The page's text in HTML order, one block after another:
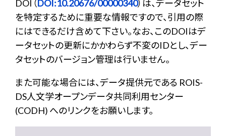
DOI（DOI:10.20676/00000340）は、データセット
を特定するために重要な情報ですので、引用の際
にはできるだけ含めて下さい。なお、このDOIはデ
ータセットの更新にかかわらず不変のIDとし、デー
タセットのバージョン管理は行いません。
また可能な場合には、データ提供元である ROIS-
DS人文学オープンデータ共同利用センター
(CODH) へのリンクをお願いします。